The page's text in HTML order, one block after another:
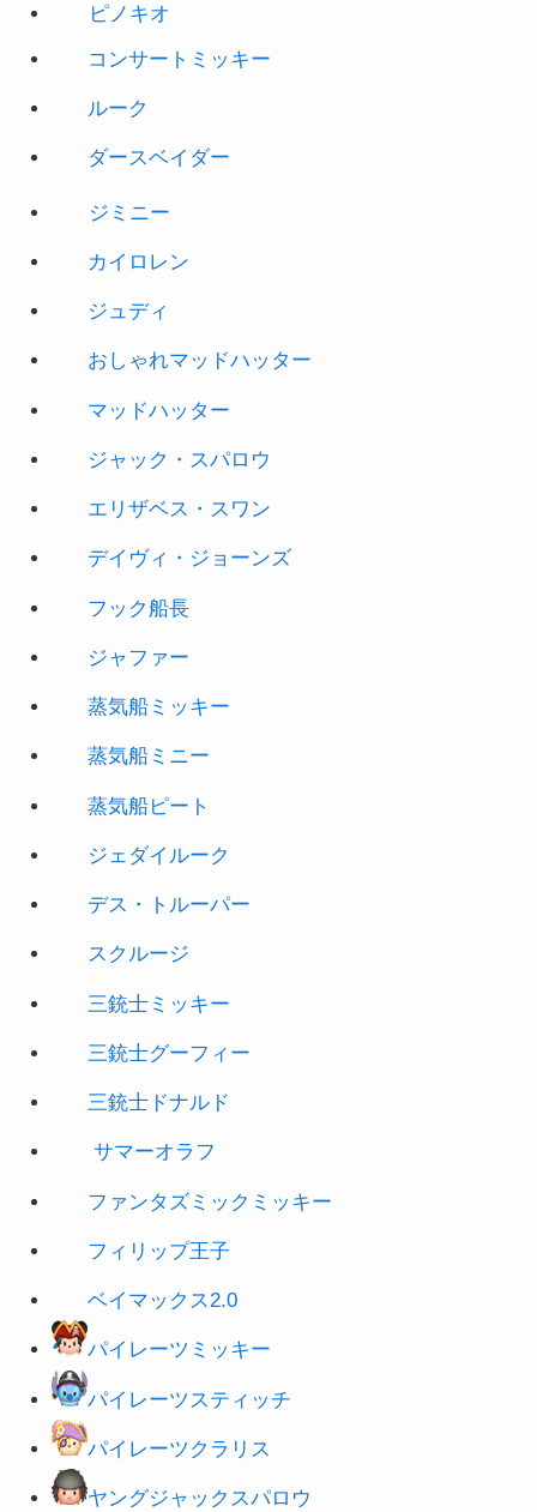
ピノキオ
コンサートミッキー
ルーク
ダースベイダー
ジミニー
カイロレン
ジュディ
おしゃれマッドハッター
マッドハッター
ジャック・スパロウ
エリザベス・スワン
デイヴィ・ジョーンズ
フック船長
ジャファー
蒸気船ミッキー
蒸気船ミニー
蒸気船ピート
ジェダイルーク
デス・トルーパー
スクルージ
三銃士ミッキー
三銃士グーフィー
三銃士ドナルド
サマーオラフ
ファンタズミックミッキー
フィリップ王子
ベイマックス2.0
パイレーツミッキー
パイレーツスティッチ
パイレーツクラリス
ヤングジャックスパロウ